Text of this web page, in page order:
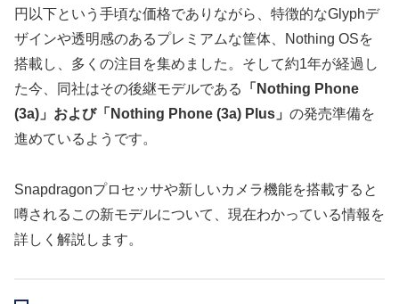
円以下という手頃な価格でありながら、特徴的なGlyphデ
ザインや透明感のあるプレミアムな筐体、Nothing OSを
搭載し、多くの注目を集めました。そして約1年が経過し
た今、同社はその後継モデルである
「Nothing Phone
(3a)」および「Nothing Phone (3a) Plus」 の発売準備を
進めているようです。
Snapdragonプロセッサや新しいカメラ機能を搭載すると
噂されるこの新モデルについて、現在わかっている情報を
詳しく解説します。